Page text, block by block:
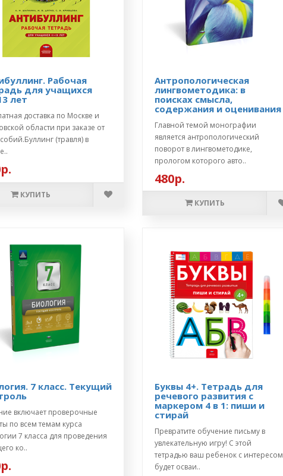
Рабочая
для учащихся
лет
доставка по Москве и
области при заказе от
(травля) в
КУПИТЬ
Антропологическая
лингвометодика: в
поисках смысла,
содержания и оценивания
Главной темой монографии
является антропологический
поворот в лингвометодике,
прологом которого авто..
480р.
КУПИТЬ
7 класс. Текущий
включает проверочные
по всем темам курса
7 класса для проведения
ко..
Буквы 4+. Тетрадь для
речевого развития с
маркером 4 в 1: пиши и
стирай
Превратите обучение письму в
увлекательную игру! С этой
тетрадью ваш ребенок с интересом
будет осваи..